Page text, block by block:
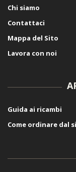
Chi siamo
Contattaci
Mappa del Sito
Lavora con noi
Guida ai ricambi
Come ordinare dal